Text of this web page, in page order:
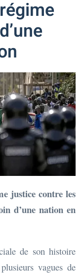
justice contre les
d’une nation en
de son histoire
vagues de